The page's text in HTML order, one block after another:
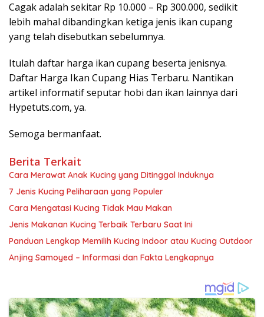
Cagak adalah sekitar Rp 10.000 – Rp 300.000, sedikit
lebih mahal dibandingkan ketiga jenis ikan cupang
yang telah disebutkan sebelumnya.
Itulah daftar harga ikan cupang beserta jenisnya.
Daftar Harga Ikan Cupang Hias Terbaru. Nantikan
artikel informatif seputar hobi dan ikan lainnya dari
Hypetuts.com, ya.
Semoga bermanfaat.
Berita Terkait
Cara Merawat Anak Kucing yang Ditinggal Induknya
7 Jenis Kucing Peliharaan yang Populer
Cara Mengatasi Kucing Tidak Mau Makan
Jenis Makanan Kucing Terbaik Terbaru Saat Ini
Panduan Lengkap Memilih Kucing Indoor atau Kucing Outdoor
Anjing Samoyed – Informasi dan Fakta Lengkapnya